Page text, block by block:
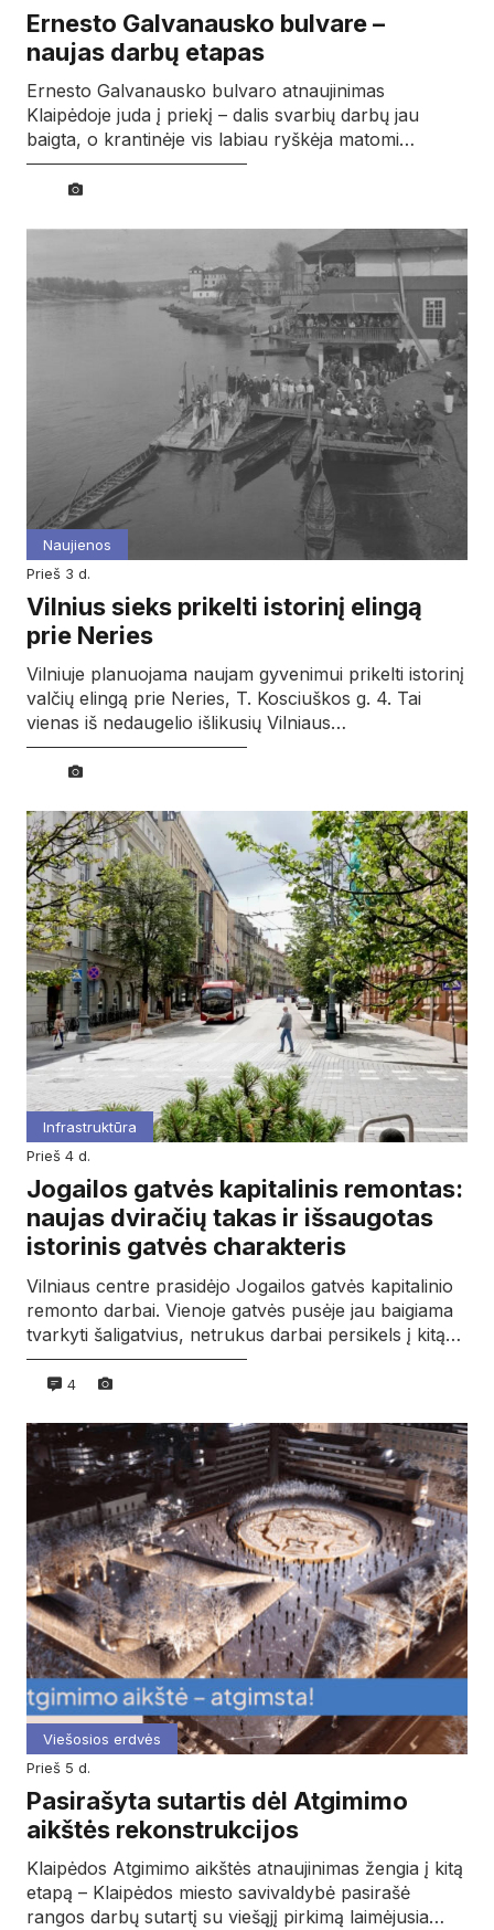
Ernesto Galvanausko bulvare –
naujas darbų etapas
Ernesto Galvanausko bulvaro atnaujinimas
Klaipėdoje juda į priekį – dalis svarbių darbų jau
baigta, o krantinėje vis labiau ryškėja matomi…
Naujienos
prieš 3 d.
Vilnius sieks prikelti istorinį elingą
prie Neries
Vilniuje planuojama naujam gyvenimui prikelti istorinį
valčių elingą prie Neries, T. Kosciuškos g. 4. Tai
vienas iš nedaugelio išlikusių Vilniaus…
Infrastruktūra
prieš 4 d.
Jogailos gatvės kapitalinis remontas:
naujas dviračių takas ir išsaugotas
istorinis gatvės charakteris
Vilniaus centre prasidėjo Jogailos gatvės kapitalinio
remonto darbai. Vienoje gatvės pusėje jau baigiama
tvarkyti šaligatvius, netrukus darbai persikels į kitą…
4
Viešosios erdvės
prieš 5 d.
Pasirašyta sutartis dėl Atgimimo
aikštės rekonstrukcijos
Klaipėdos Atgimimo aikštės atnaujinimas žengia į kitą
etapą – Klaipėdos miesto savivaldybė pasirašė
rangos darbų sutartį su viešąjį pirkimą laimėjusia…